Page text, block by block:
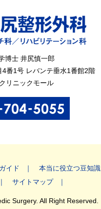
博士 井尻慎一郎
4番1号 レバンテ垂水1番館2階
リニックモール
イド 本当に役立つ豆知識
サイトマップ
Surgery. All Right Reserved.